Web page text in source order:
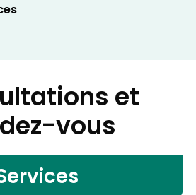
et
vous